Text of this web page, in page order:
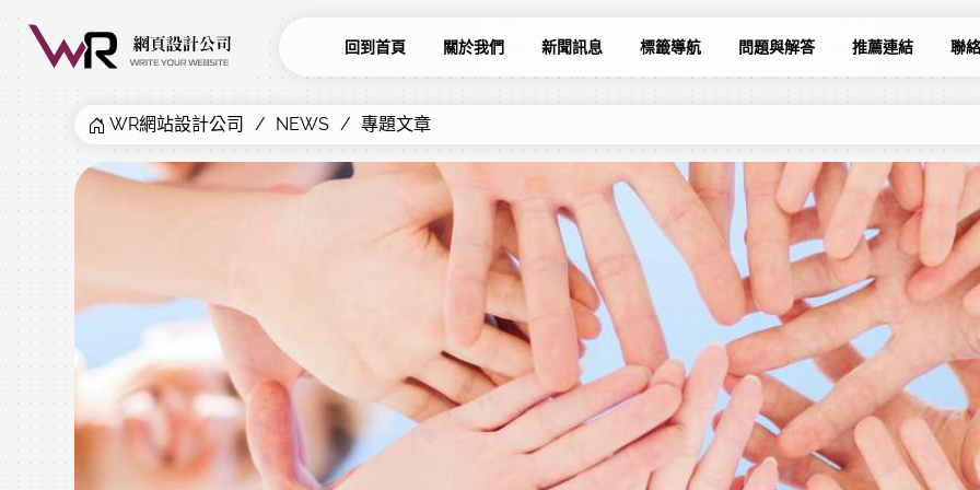
回到首頁 關於我們 新聞訊息 標籤導航 問題與解答 推薦連結 聯
WR網站設計公司 NEWS 專題文章